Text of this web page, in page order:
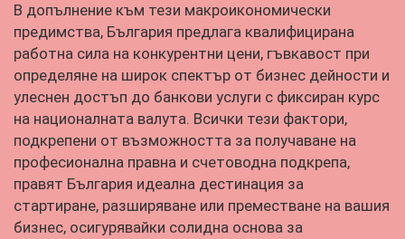
В допълнение към тези макроикономически
предимства, България предлага квалифицирана
работна сила на конкурентни цени, гъвкавост при
определяне на широк спектър от бизнес дейности и
улеснен достъп до банкови услуги с фиксиран курс
на националната валута. Всички тези фактори,
подкрепени от възможността за получаване на
професионална правна и счетоводна подкрепа,
правят България идеална дестинация за
стартиране, разширяване или преместване на вашия
бизнес, осигурявайки солидна основа за